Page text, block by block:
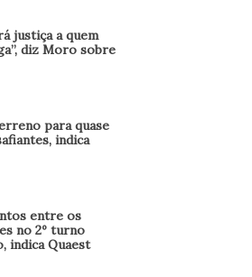
justiça a quem
diz Moro sobre
para quase
indica
entre os
no 2º turno
indica Quaest